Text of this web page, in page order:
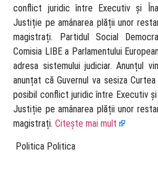
conflict juridic între Executiv și
Justiție pe amânarea plății unor
magistrați. Partidul Social
Comisia LIBE a Parlamentului
adresa sistemului judiciar. Anunțul
anunțat că Guvernul va sesiza
posibil conflict juridic între Executiv
Justiție pe amânarea plății unor
magistrați.Citește mai mult
​ Politica Politica